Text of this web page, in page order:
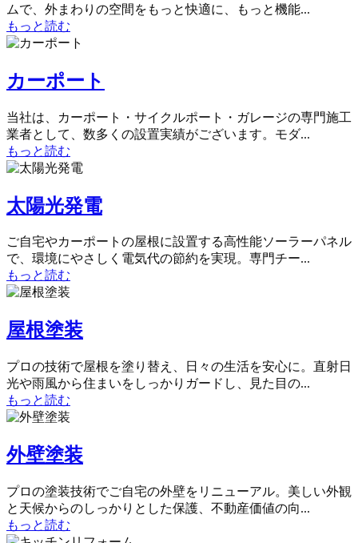
ムで、外まわりの空間をもっと快適に、もっと機能...
もっと読む
カーポート
当社は、カーポート・サイクルポート・ガレージの専門施工
業者として、数多くの設置実績がございます。モダ...
もっと読む
太陽光発電
ご自宅やカーポートの屋根に設置する高性能ソーラーパネル
で、環境にやさしく電気代の節約を実現。専門チー...
もっと読む
屋根塗装
プロの技術で屋根を塗り替え、日々の生活を安心に。直射日
光や雨風から住まいをしっかりガードし、見た目の...
もっと読む
外壁塗装
プロの塗装技術でご自宅の外壁をリニューアル。美しい外観
と天候からのしっかりとした保護、不動産価値の向...
もっと読む